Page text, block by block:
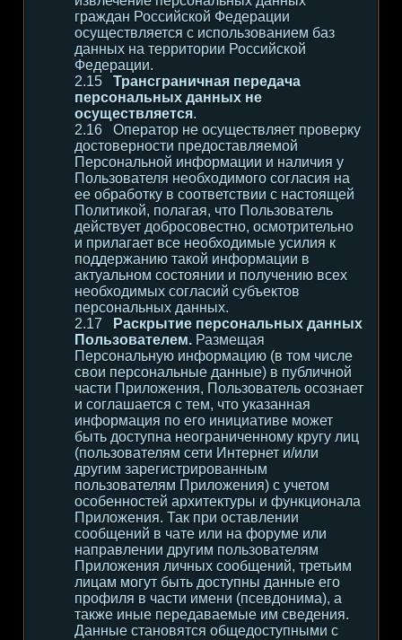
граждан Российской Федерации
осуществляется с использованием баз
данных на территории Российской
Федерации.
Трансграничная передача
персональных данных не
осуществляется.
Оператор не осуществляет проверку
достоверности предоставляемой
Персональной информации и наличия у
Пользователя необходимого согласия на
ее обработку в соответствии с настоящей
Политикой, полагая, что Пользователь
действует добросовестно, осмотрительно
и прилагает все необходимые усилия к
поддержанию такой информации в
актуальном состоянии и получению всех
необходимых согласий субъектов
персональных данных.
Раскрытие персональных данных
Пользователем. Размещая
Персональную информацию (в том числе
свои персональные данные) в публичной
части Приложения, Пользователь осознает
и соглашается с тем, что указанная
информация по его инициативе может
быть доступна неограниченному кругу лиц
(пользователям сети Интернет и/или
другим зарегистрированным
пользователям Приложения) с учетом
особенностей архитектуры и функционала
Приложения. Так при оставлении
сообщений в чате или на форуме или
направлении другим пользователям
Приложения личных сообщений, третьим
лицам могут быть доступны данные его
профиля в части имени (псевдонима), а
также иные передаваемые им сведения.
Данные становятся общедоступными с